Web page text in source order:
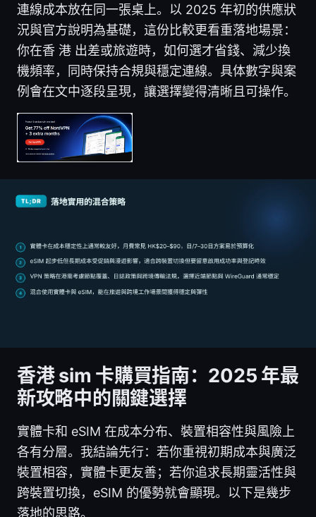
連線成本放在同一張桌上。以 2025 年初的供應狀
況與官方說明為基礎，這份比較更看重落地場景：
你在香 港 出差或旅遊時，如何選才省錢、減少換
機頻率，同時保持合規與穩定連線。具体數字與案
例會在文中逐段呈現，讓選擇變得清晰且可操作。
香港 sim 卡購買指南：2025 年最
新攻略中的關鍵選擇
實體卡和 eSIM 在成本分布、裝置相容性與風險上
各有分層。我結論先行：若你重視初期成本與廣泛
裝置相容，實體卡更友善；若你追求長期靈活性與
跨裝置切換，eSIM 的優勢就會顯現。以下是幾步
落地的思路。